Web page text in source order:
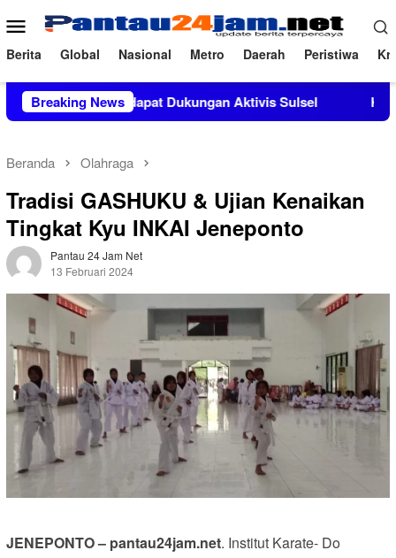
ke
konten
Menu
Mobile
Berita Global Nasional Metro Daerah Peristiwa
Breaking News
Mendapat Dukungan Aktivis Sulsel Kapolres
Beranda Olahraga
Tradisi GASHUKU & Ujian Kenaikan
Tingkat Kyu INKAI Jeneponto
Pantau 24 Jam Net
13 Februari 2024
JENEPONTO – pantau24jam.net. Institut Karate- Do